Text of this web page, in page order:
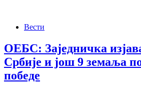
Вести
ОЕБС: Заједничка
Србије и још 9 земаља
победе